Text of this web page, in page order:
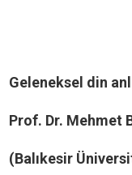
Geleneksel din
Prof. Dr. Mehmet
(Balıkesir